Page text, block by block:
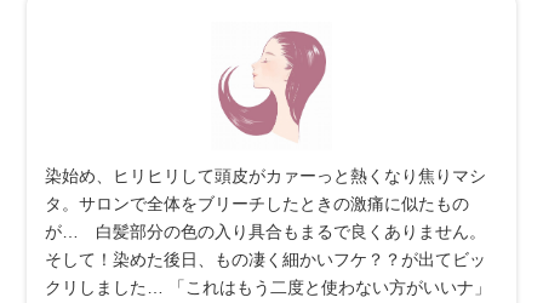
染始め、ヒリヒリして頭皮がカァーっと熱くなり焦りマシ
タ。サロンで全体をブリーチしたときの激痛に似たもの
が… 白髪部分の色の入り具合もまるで良くありません。
そして！染めた後日、もの凄く細かいフケ？？が出てビッ
クリしました… 「これはもう二度と使わない方がいいナ」